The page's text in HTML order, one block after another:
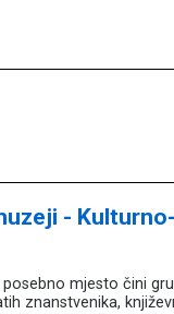
-
mjesto čini
znanstvenika,